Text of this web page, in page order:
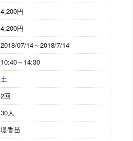
4,200円
4,200円
2018/07/14～2018/7/14
10:40～14:30
土
2回
30人
堤香苗